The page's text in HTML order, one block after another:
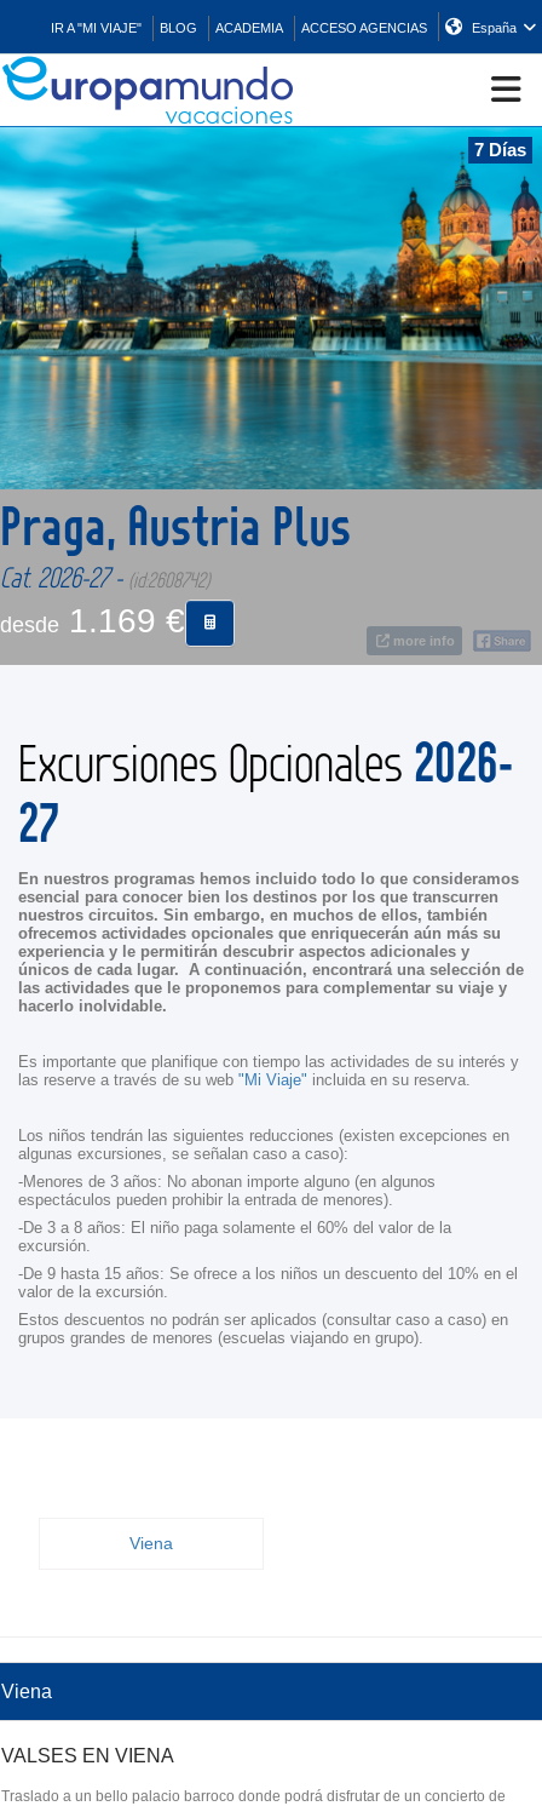
IR A "MI VIAJE" BLOG ACADEMIA ACCESO AGENCIAS España
EUROPA
ASIA
ORIENTE
PROMOCIONES
COMPRAR
CONTACTO
7 Días
more info
Praga, Austria Plus
Cat. 2026-27 - (id:2608742)
desde 1.169 €
Excursiones Opcionales 2026-
27
En nuestros programas hemos incluido todo lo que consideramos
esencial para conocer bien los destinos por los que transcurren
nuestros circuitos. Sin embargo, en muchos de ellos, también
ofrecemos actividades opcionales que enriquecerán aún más su
experiencia y le permitirán descubrir aspectos adicionales y
únicos de cada lugar. A continuación, encontrará una selección de
las actividades que le proponemos para complementar su viaje y
hacerlo inolvidable.
Es importante que planifique con tiempo las actividades de su interés y
las reserve a través de su web "Mi Viaje" incluida en su reserva.
Los niños tendrán las siguientes reducciones (existen excepciones en
algunas excursiones, se señalan caso a caso):
-Menores de 3 años: No abonan importe alguno (en algunos
espectáculos pueden prohibir la entrada de menores).
-De 3 a 8 años: El niño paga solamente el 60% del valor de la
excursión.
-De 9 hasta 15 años: Se ofrece a los niños un descuento del 10% en el
valor de la excursión.
Estos descuentos no podrán ser aplicados (consultar caso a caso) en
grupos grandes de menores (escuelas viajando en grupo).
Viena
Viena
VALSES EN VIENA
Traslado a un bello palacio barroco donde podrá disfrutar de un concierto de